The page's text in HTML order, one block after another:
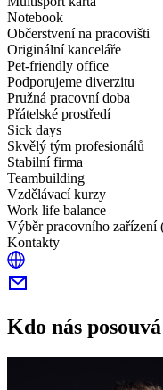
Notebook
Občerstvení na pracovišti
Originální kanceláře
Pet-friendly office
Podporujeme diverzitu
Pružná pracovní doba
Přátelské prostředí
Sick days
Skvělý tým profesionálů
Stabilní firma
Teambuilding
Vzdělávací kurzy
Work life balance
Výběr pracovního zařízení
Kontakty
Kdo nás